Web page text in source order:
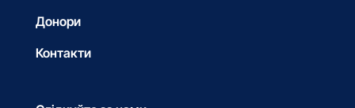
Донори
Контакти